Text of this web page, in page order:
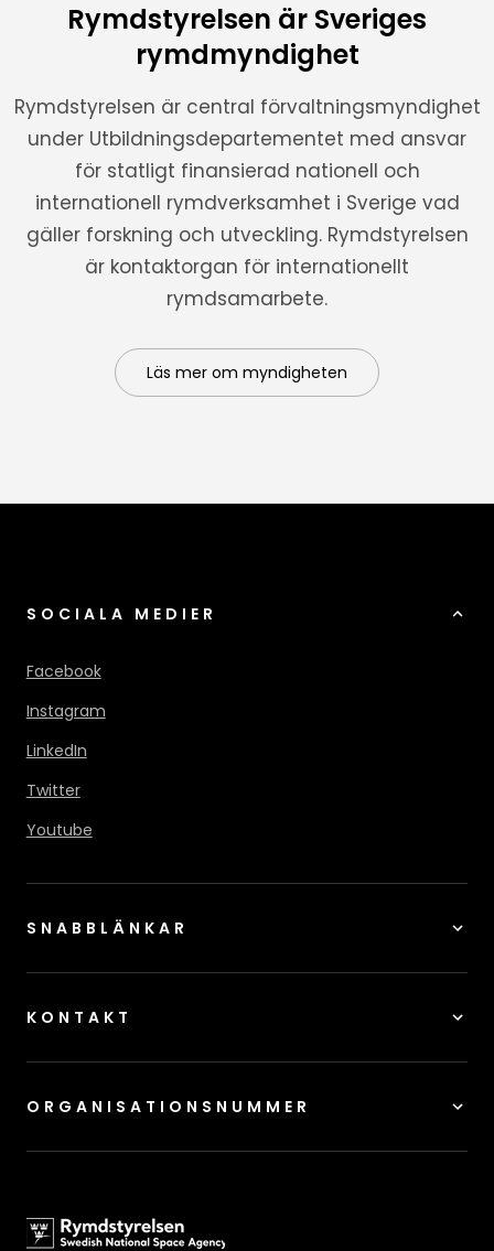
Rymdstyrelsen är Sveriges
rymdmyndighet
Rymdstyrelsen är central förvaltningsmyndighet
under Utbildningsdepartementet med ansvar
för statligt finansierad nationell och
internationell rymdverksamhet i Sverige vad
gäller forskning och utveckling. Rymdstyrelsen
är kontaktorgan för internationellt
rymdsamarbete.
Läs mer om myndigheten
SOCIALA MEDIER
Facebook
Instagram
LinkedIn
Twitter
Youtube
SNABBLÄNKAR
KONTAKT
ORGANISATIONSNUMMER